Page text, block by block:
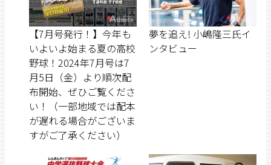
【7月号発行！】今年も
いよいよ始まる夏の高校
野球！2024年7月号は7
月5日（金）より順次配
布開始、ぜひご覧くださ
い！（一部地域では配本
が遅れる場合がございま
すがご了承ください）
夢を追え! 小嶋隆三氏イ
ンタビュー